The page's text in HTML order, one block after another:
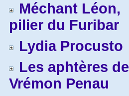
Méchant Léon,
pilier du Furibar
Lydia Procusto
Les aphtères de
Vrémon Penau